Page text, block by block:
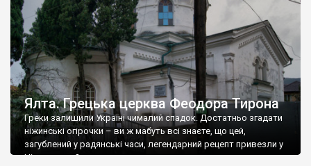
Ялта. Грецька церква Феодора Тирона
Греки залишили Україні чималий спадок. Достатньо згадати
ніжинські огірочки – ви ж мабуть всі знаєте, що цей,
загублений у радянські часи, легендарний рецепт привезли у
Ніжин греки?